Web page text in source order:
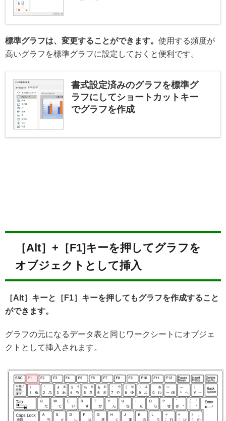
標準グラフは、変更することができます。 使用する頻度が
高いグラフを標準グラフに設定しておくと便利です。
書式設定済みのグラフを標準グ
ラフにしてショートカットキー
でグラフを作成
［Alt］+［F1]キーを押してグラフを
オブジェクトとして挿入
［Alt］キーと［F1］キーを押してもグラフを作成すること
ができます。
グラフの元になるデータ表と同じワークシートにオブジェ
クトとして挿入されます。